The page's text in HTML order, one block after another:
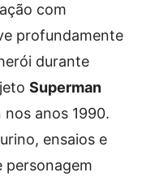
com
profundamente
durante
Superman
anos 1990.
ensaios e
personagem